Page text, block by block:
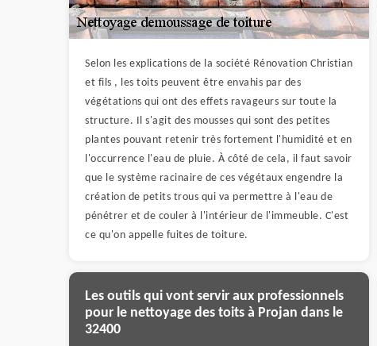
Selon les explications de la société Rénovation Christian
et fils , les toits peuvent être envahis par des
végétations qui ont des effets ravageurs sur toute la
structure. Il s'agit des mousses qui sont des petites
plantes pouvant retenir très fortement l'humidité et en
l'occurrence l'eau de pluie. À côté de cela, il faut savoir
que le système racinaire de ces végétaux engendre la
création de petits trous qui va permettre à l'eau de
pénétrer et de couler à l'intérieur de l'immeuble. C'est
ce qu'on appelle fuites de toiture.
Les outils qui vont servir aux professionnels
pour le nettoyage des toits à Projan dans le
32400